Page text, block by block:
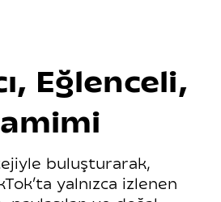
Eğlenceli,
buluşturarak,
yalnızca izlenen